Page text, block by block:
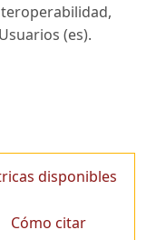
(es).
disponibles
Cómo citar